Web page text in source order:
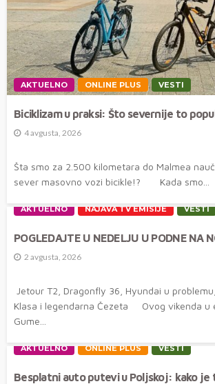
AKTUELNO ONLINE PLUS VESTI
Biciklizam u praksi: Što severnije to
4 avgusta, 2026
Šta smo za 2.500 kilometara do Malmea
sever masovno vozi bicikle!? Kada smo...
AKTUELNO NAJAVA TV EMISIJE VESTI
POGLEDAJTE U NEDELJU U PODNE NA
2 avgusta, 2026
Jetour T2, Dragonfly 36, Hyundai u
Klasa i legendarna Čezeta Ovog vikenda u
Gume...
AKTUELNO ONLINE PLUS VESTI
Besplatni auto putevi u Poljskoj: kako je